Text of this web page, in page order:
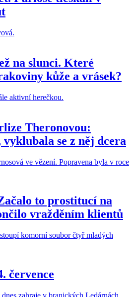
na slunci. Které
kůže a vrásek?
Theronovou:
vyklubala se z něj dcera
to prostitucí na
vražděním klientů
července